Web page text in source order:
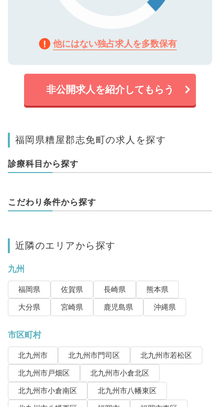
他にはない独占求人を多数保有
非公開求人を紹介してもらう
福岡県糟屋郡志免町の求人を探す
診療科目から探す
こだわり条件から探す
近隣のエリアから探す
九州
福岡県 佐賀県 長崎県
熊本県
大分県
宮崎県 鹿児島県 沖縄県
市区町村
北九州市 北九州市門司区
北九州市若松区
北九州市戸畑区
北九州市小倉北区
北九州市小倉南区
北九州市八幡東区